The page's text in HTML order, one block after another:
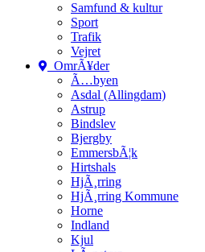
Samfund & kultur
Sport
Trafik
Vejret
OmrÃ¥der
Ã…byen
Asdal (Allingdam)
Astrup
Bindslev
Bjergby
EmmersbÃ¦k
Hirtshals
HjÃ¸rring
HjÃ¸rring Kommune
Horne
Indland
Kjul